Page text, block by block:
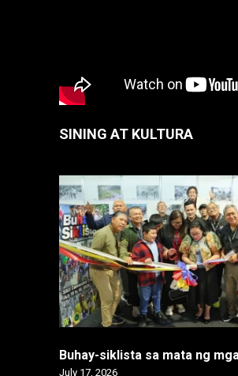
SINING AT KULTURA
Buhay-siklista sa mata ng
July 17, 2026